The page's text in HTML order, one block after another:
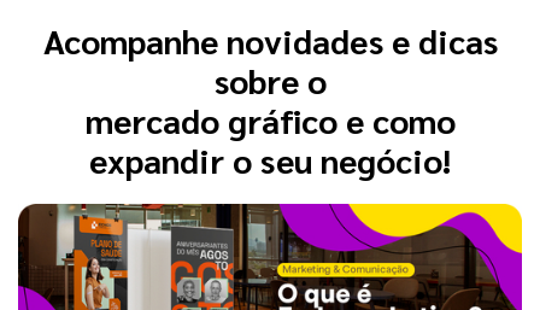
Acompanhe novidades e dicas
sobre o
mercado gráfico e como
expandir o seu negócio!